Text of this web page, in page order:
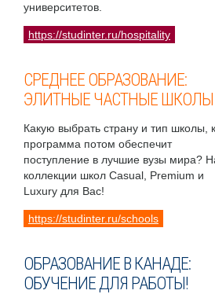
университетов.
https://studinter.ru/hospitality
СРЕДНЕЕ ОБРАЗОВАНИЕ:
ЭЛИТНЫЕ ЧАСТНЫЕ ШКОЛЫ
Какую выбрать страну и тип школы,
программа потом обеспечит
поступление в лучшие вузы мира?
коллекции школ Casual, Premium и
Luxury для Вас!
https://studinter.ru/schools
ОБРАЗОВАНИЕ В КАНАДЕ:
ОБУЧЕНИЕ ДЛЯ РАБОТЫ!